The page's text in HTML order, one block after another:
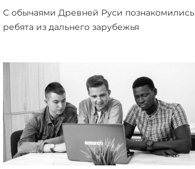
С обычаями Древней Руси познакомились
ребята из дальнего зарубежья